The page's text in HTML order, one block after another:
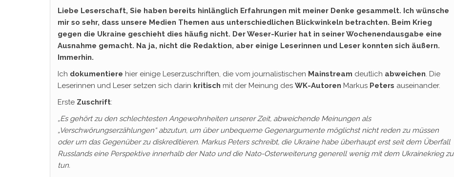
Liebe Leserschaft, Sie haben bereits hinlänglich Erfahrungen mit meiner Denke gesammelt. Ich wünsche
mir so sehr, dass unsere Medien Themen aus unterschiedlichen Blickwinkeln betrachten. Beim Krieg
gegen die Ukraine geschieht dies häufig nicht. Der Weser-Kurier hat in seiner Wochenendausgabe eine
Ausnahme gemacht. Na ja, nicht die Redaktion, aber einige Leserinnen und Leser konnten sich äußern.
Immerhin.
Ich dokumentiere hier einige Leserzuschriften, die vom journalistischen Mainstream deutlich abweichen. Die
Leserinnen und Leser setzen sich darin kritisch mit der Meinung des WK-Autoren Markus Peters auseinander.
Erste Zuschrift:
„Es gehört zu den schlechtesten Angewohnheiten unserer Zeit, abweichende Meinungen als
„Verschwörungserzählungen“ abzutun, um über unbequeme Gegenargumente möglichst nicht reden zu müssen
oder um das Gegenüber zu diskreditieren. Markus Peters schreibt, die Ukraine habe überhaupt erst seit dem Überfall
Russlands eine Perspektive innerhalb der Nato und die Nato-Osterweiterung generell wenig mit dem Ukrainekrieg zu
tun.